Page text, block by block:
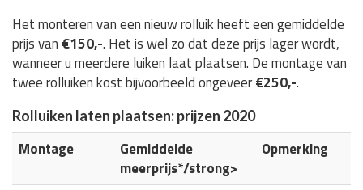
Het monteren van een nieuw rolluik heeft een gemiddelde
prijs van €150,-. Het is wel zo dat deze prijs lager wordt,
wanneer u meerdere luiken laat plaatsen. De montage van
twee rolluiken kost bijvoorbeeld ongeveer€250,-.
Rolluiken laten plaatsen: prijzen 2020
Montage
Gemiddelde
meerprijs*/strong>
Opmerking